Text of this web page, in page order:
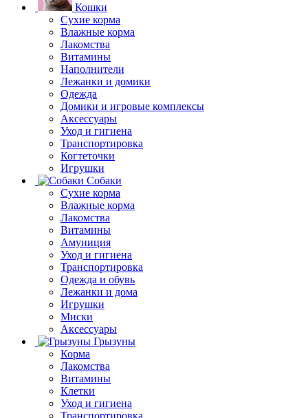
Кошки
Сухие корма
Влажные корма
Лакомства
Витамины
Наполнители
Лежанки и домики
Одежда
Домики и игровые комплексы
Аксессуары
Уход и гигиена
Транспортировка
Когтеточки
Игрушки
Собаки
Сухие корма
Влажные корма
Лакомства
Витамины
Амуниция
Уход и гигиена
Транспортировка
Одежда и обувь
Лежанки и дома
Игрушки
Миски
Аксессуары
Грызуны
Корма
Лакомства
Витамины
Клетки
Уход и гигиена
Транспортировка